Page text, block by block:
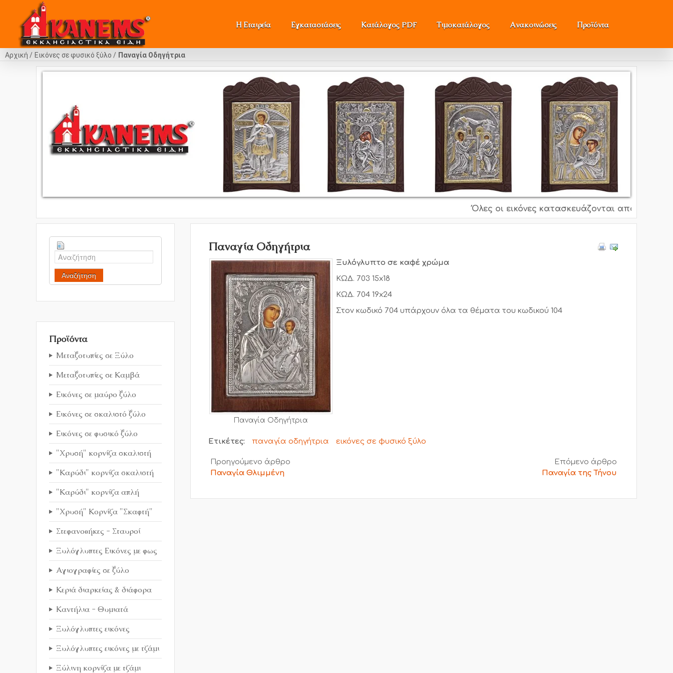
Η Εταιρεία Εγκαταστάσεις Κατάλογος PDF Τιμοκατάλογος Ανακοινώσεις Προϊόντα
Αρχική Εικόνες σε φυσικό ξύλο Παναγία Οδηγήτρια
Όλες οι εικόνες κατασκευάζονται από ασήμι
Αναζήτηση
Προϊόντα
Μεταξοτυπίες σε Ξύλο
Μεταξοτυπίες σε Καμβά
Εικόνες σε μαύρο ξύλο
Εικόνες σε σκαλιστό ξύλο
Εικόνες σε φυσικό ξύλο
"Χρυσή" κορνίζα σκαλιστή
"Καρύδι" κορνίζα σκαλιστή
"Καρύδι" κορνίζα απλή
"Χρυσή" Κορνίζα "Σκαφτή"
Στεφανοθήκες - Σταυροί
Ξυλόγλυπτες Εικόνες με φως
Αγιογραφίες σε ξύλο
Κεριά διαρκείας & διάφορα
Καντήλια - Θυμιατά
Ξυλόγλυπτες εικόνες
Ξυλόγλυπτες εικόνες με τζάμι
Ξύλινη κορνίζα με τζάμι
Παναγία Οδηγήτρια
Παναγία Οδηγήτρια
Ξυλόγλυπτο σε καφέ χρώμα
ΚΩΔ. 703 15x18
ΚΩΔ. 704 19x24
Στον κωδικό 704 υπάρχουν όλα τα θέματα του κωδικού 104
Ετικέτες: παναγία οδηγήτρια εικόνες σε φυσικό ξύλο
Προηγούμενο άρθρο
Παναγία Θλιμμένη
Επόμενο άρθρο
Παναγία της Τήνου